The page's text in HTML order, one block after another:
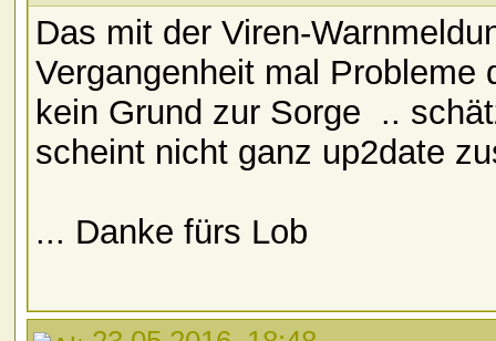
Das mit der Viren-
Vergangenheit mal
kein Grund zur Sorge ..
scheint nicht ganz up2date
... Danke fürs Lob